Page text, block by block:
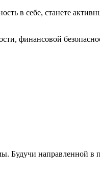
в себе, станете
финансовой
направленной в